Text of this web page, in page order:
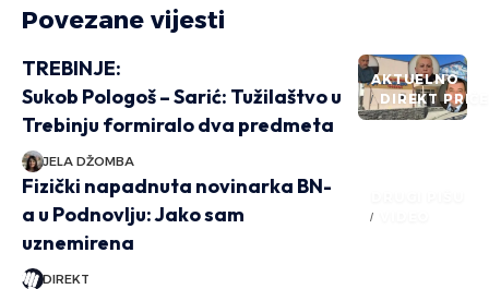
Povezane vijesti
AKTUELNO
DIREKT PRIČE
TREBINJE:
Sukob Pologoš – Sarić: Tužilaštvo u
Trebinju formiralo dva predmeta
JELA DŽOMBA
Fizički napadnuta novinarka BN-
a u Podnovlju: Jako sam
uznemirena
DIREKT